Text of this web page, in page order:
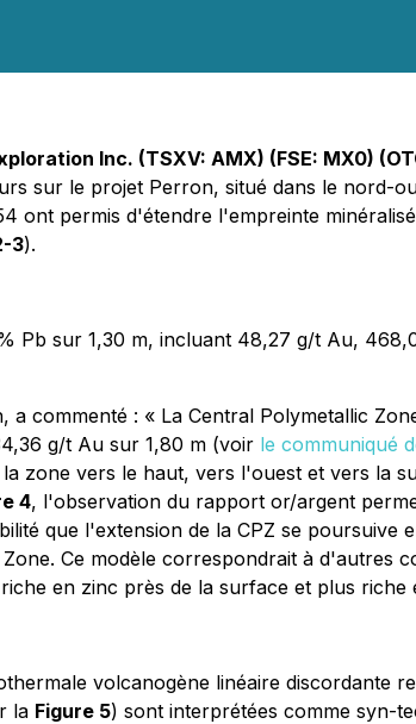
Inc. (TSXV: AMX) (FSE: MX0)
sur le projet Perron, situé dans le nord-
ont permis d'étendre l'empreinte
3).
Pb sur 1,30 m, incluant 48,27 g/t Au,
commenté : « La Central Polymetallic
g/t Au sur 1,80 m (voir le communiqué
zone vers le haut, vers l'ouest et vers la
4, l'observation du rapport or/argent
que l'extension de la CPZ se
Ce modèle correspondrait à d'autres
en zinc près de la surface et plus
volcanogène linéaire discordante
la Figure 5) sont interprétées comme syn-